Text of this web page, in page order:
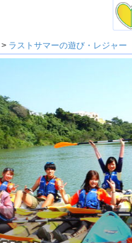
> ラストサマーの遊び・レジャー